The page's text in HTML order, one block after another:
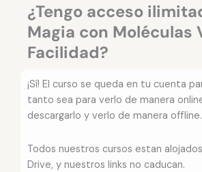
¿Tengo acceso
Magia con Moléculas
Facilidad?
¡Sí! El curso se queda en tu cuenta
tanto sea para verlo de manera
descargarlo y verlo de manera offline.
Todos nuestros cursos estan
Drive, y nuestros links no caducan.